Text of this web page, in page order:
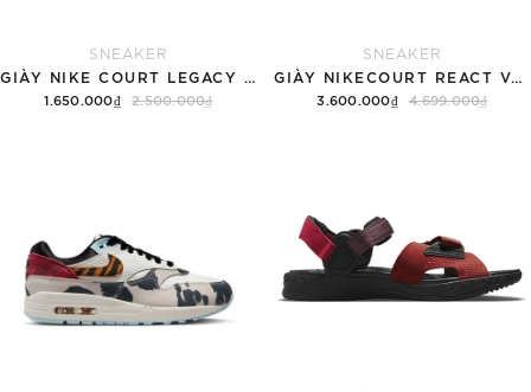
SNEAKER
1.650.000₫ 2.500.000₫
SNEAKER
3.600.000₫ 4.699.000₫